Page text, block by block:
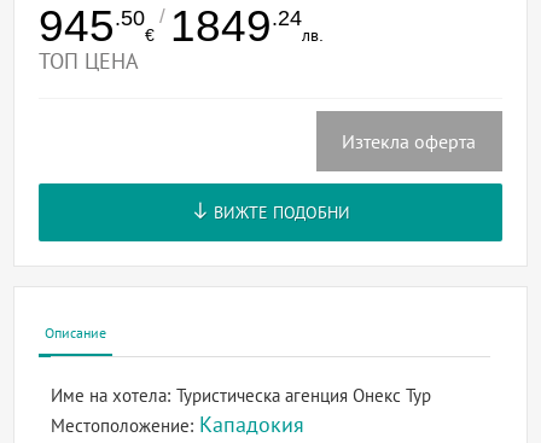
945.50
€
/ 1849.24
лв.
ТОП ЦЕНА
Изтекла оферта
ВИЖТЕ ПОДОБНИ
Описание
Име на хотела:Туристическа агенция Онекс Тур
Местоположение: Кападокия